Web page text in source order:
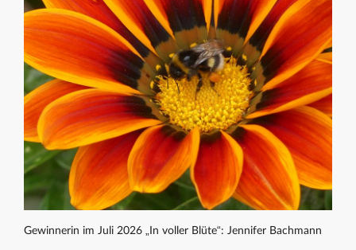
Gewinnerin im Juli 2026 „In voller Blüte“: Jennifer Bachmann